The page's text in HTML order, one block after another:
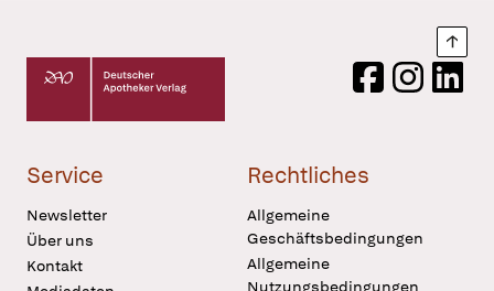
Deutscher Apotheker Verlag Logo
FacebookInstagram
Service
Newsletter
Über uns
Kontakt
Rechtliches
Allgemeine
Geschäftsbedingungen
Allgemeine
Nutzungsbedingungen